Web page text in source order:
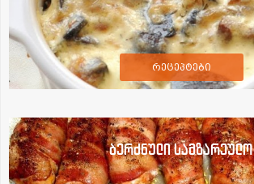
რეცეპტები
ბერძნული სამზარეულო